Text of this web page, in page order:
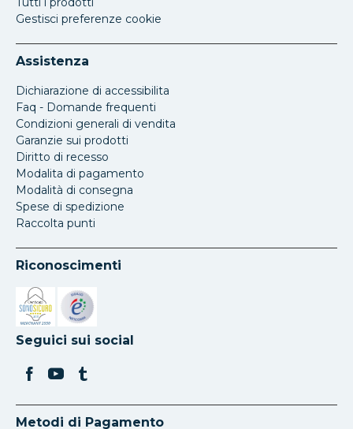
Gestisci preferenze cookie
Assistenza
Dichiarazione di accessibilita
Faq - Domande frequenti
Condizioni generali di vendita
Garanzie sui prodotti
Diritto di recesso
Modalita di pagamento
Modalità di consegna
Spese di spedizione
Raccolta punti
Riconoscimenti
Si apre in una nuova scheda
Si apre in una nuova scheda
Seguici sui social
Metodi di Pagamento